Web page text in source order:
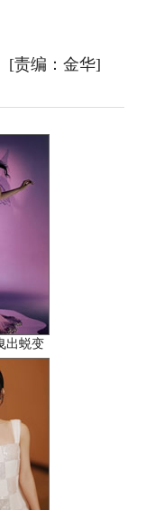
[责编：金华]
出蜕变